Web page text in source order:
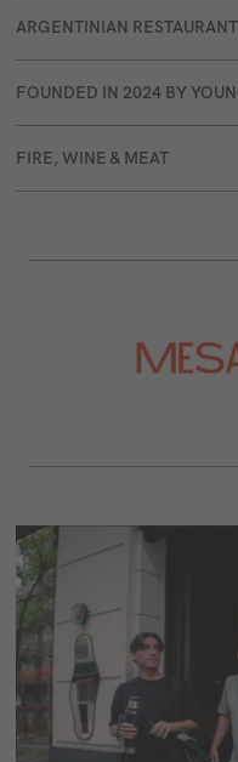
ARGENTINIAN
FOUNDED IN 2024 BY
FIRE, WINE & MEAT